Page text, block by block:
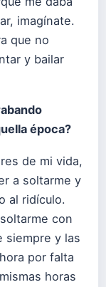
imagínate.
que no
y bailar
época?
de mi vida,
a soltarme y
al ridículo.
con
siempre y las
por falta
horas